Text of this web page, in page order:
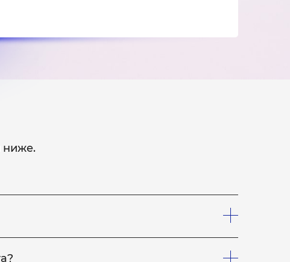
ниже.
курьера, который заберет устройство на